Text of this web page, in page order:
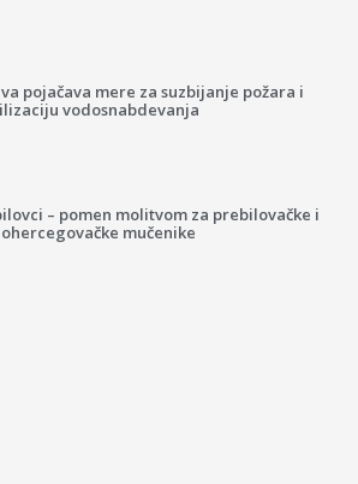
pojačava mere za suzbijanje požara i
vodosnabdevanja
– pomen molitvom za prebilovačke i
mučenike